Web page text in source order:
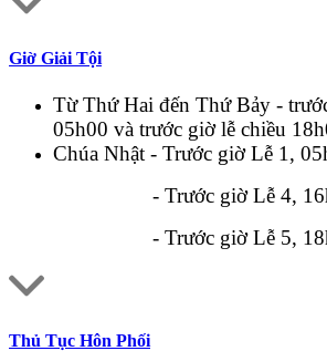
Giờ Giải Tội
Từ Thứ Hai đến Thứ Bảy -
05h00 và trước giờ lễ chiều
Chúa Nhật - Trước giờ Lễ 1,
- Trước giờ Lễ 4,
- Trước giờ Lễ 5,
Thủ Tục Hôn Phối